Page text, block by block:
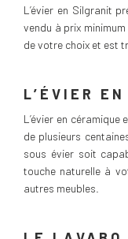
L’évier en Silgranit
vendu à prix
de votre choix et est
L’ÉVIER
L’évier en
de plusieurs
sous évier soit
touche naturelle à
autres meubles.